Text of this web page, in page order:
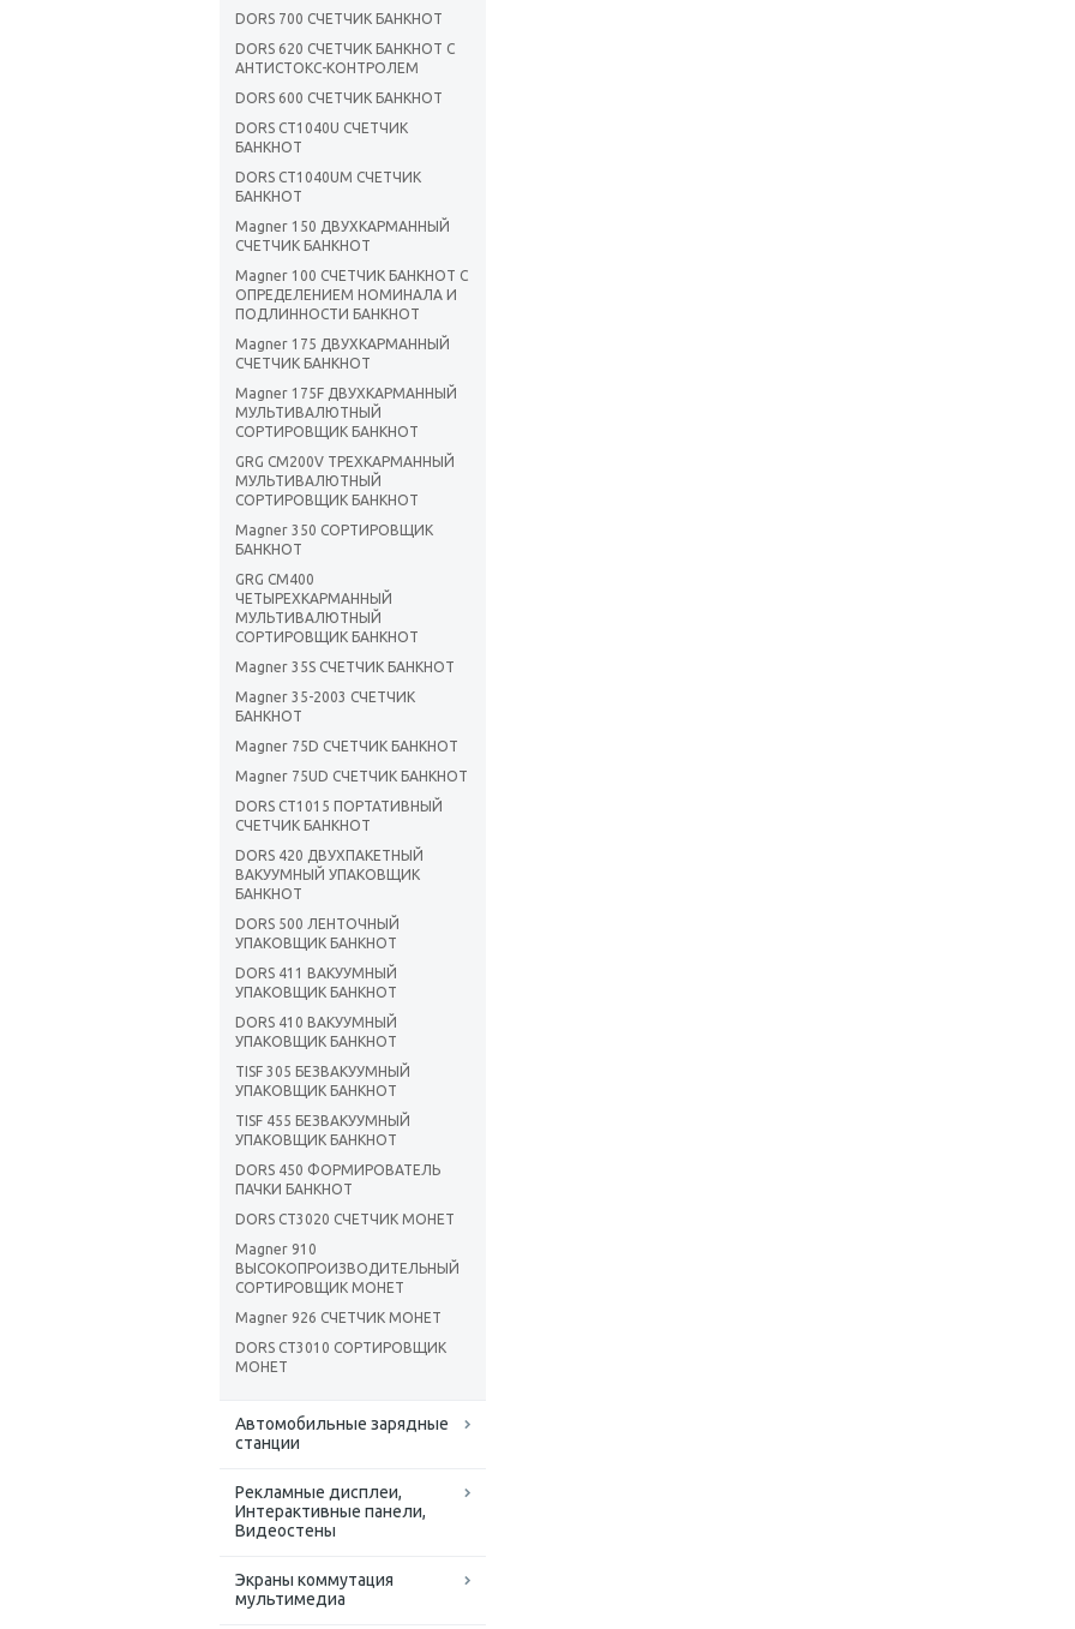
DORS 700 СЧЕТЧИК БАНКНОТ
DORS 620 СЧЕТЧИК БАНКНОТ С
АНТИСТОКС-КОНТРОЛЕМ
DORS 600 СЧЕТЧИК БАНКНОТ
DORS CT1040U СЧЕТЧИК
БАНКНОТ
DORS CT1040UM СЧЕТЧИК
БАНКНОТ
Magner 150 ДВУХКАРМАННЫЙ
СЧЕТЧИК БАНКНОТ
Magner 100 СЧЕТЧИК БАНКНОТ С
ОПРЕДЕЛЕНИЕМ НОМИНАЛА И
ПОДЛИННОСТИ БАНКНОТ
Magner 175 ДВУХКАРМАННЫЙ
СЧЕТЧИК БАНКНОТ
Magner 175F ДВУХКАРМАННЫЙ
МУЛЬТИВАЛЮТНЫЙ
СОРТИРОВЩИК БАНКНОТ
GRG CM200V ТРЕХКАРМАННЫЙ
МУЛЬТИВАЛЮТНЫЙ
СОРТИРОВЩИК БАНКНОТ
Magner 350 CОРТИРОВЩИК
БАНКНОТ
GRG CM400
ЧЕТЫРЕХКАРМАННЫЙ
МУЛЬТИВАЛЮТНЫЙ
СОРТИРОВЩИК БАНКНОТ
Magner 35S СЧЕТЧИК БАНКНОТ
Magner 35-2003 СЧЕТЧИК
БАНКНОТ
Magner 75D СЧЕТЧИК БАНКНОТ
Magner 75UD СЧЕТЧИК БАНКНОТ
DORS CT1015 ПОРТАТИВНЫЙ
СЧЕТЧИК БАНКНОТ
DORS 420 ДВУХПАКЕТНЫЙ
ВАКУУМНЫЙ УПАКОВЩИК
БАНКНОТ
DORS 500 ЛЕНТОЧНЫЙ
УПАКОВЩИК БАНКНОТ
DORS 411 ВАКУУМНЫЙ
УПАКОВЩИК БАНКНОТ
DORS 410 ВАКУУМНЫЙ
УПАКОВЩИК БАНКНОТ
TISF 305 БЕЗВАКУУМНЫЙ
УПАКОВЩИК БАНКНОТ
TISF 455 БЕЗВАКУУМНЫЙ
УПАКОВЩИК БАНКНОТ
DORS 450 ФОРМИРОВАТЕЛЬ
ПАЧКИ БАНКНОТ
DORS CT3020 CЧЕТЧИК МОНЕТ
Magner 910
ВЫСОКОПРОИЗВОДИТЕЛЬНЫЙ
СОРТИРОВЩИК МОНЕТ
Magner 926 СЧЕТЧИК МОНЕТ
DORS CT3010 CОРТИРОВЩИК
МОНЕТ
Автомобильные зарядные
станции
Рекламные дисплеи,
Интерактивные панели,
Видеостены
Экраны коммутация
мультимедиа